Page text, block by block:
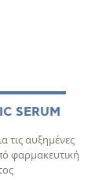
SERUM
τις αυξημένες
φαρμακευτική